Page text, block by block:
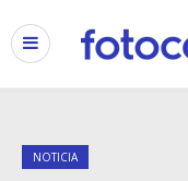
NOTICIA